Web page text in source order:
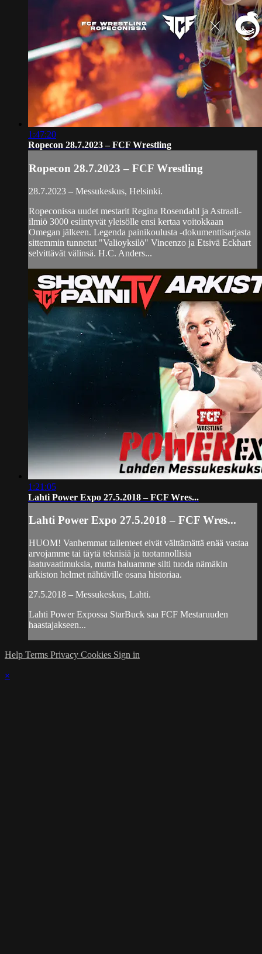
1:47:20
Ropecon 28.7.2023 – FCF Wrestling
Ropecon 28.7.2023 – FCF Wrestling
28.7.2023 – Messukeskus, Helsinki.
Ropeconissa uudet mestarit Regina Rosendahl ja Astraali-
ilmiö 3000 esiintyvät yleisölle ensi kertaa voitokkaan
Omegan jälkeen. Legenda painikoulusta -dokumenttisarjasta
sittemmin tunnetut "Valioyksilö" Vincenzo ja Etsivä Eckhart
selvittävät välinsä. H.C. Anders...
1:21:05
Lahti Power Expo 27.5.2018 – FCF Wres...
Lahti Power Expo 27.5.2018 – FCF Wres...
HUOM! Vanhemmat tallenteet eivät välttämättä enää vastaa
arvojamme tai täytä teknisiä ja tuotannollisia
laatuvaatimuksia, mutta haluamme silti tuoda nämäkin
arkiston helmet nähtäville osana historiaa.
27.5.2018 – Messukeskus, Lahti.
Lahti Power Expossa StarBuck saa FCF Mestaruuden
haastajakseen...
Help Terms Privacy Cookies Sign in
×